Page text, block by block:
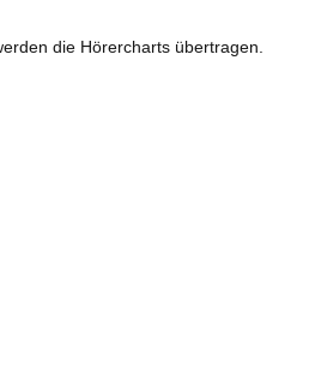
die Hörercharts übertragen.